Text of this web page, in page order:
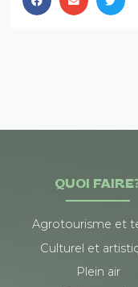
QUOI
Agrotourisme et
Culturel et
Plein air